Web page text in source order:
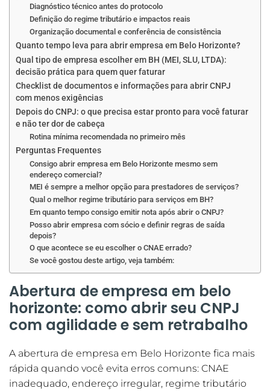
Diagnóstico técnico antes do protocolo
Definição do regime tributário e impactos reais
Organização documental e conferência de consistência
Quanto tempo leva para abrir empresa em Belo Horizonte?
Qual tipo de empresa escolher em BH (MEI, SLU, LTDA):
decisão prática para quem quer faturar
Checklist de documentos e informações para abrir CNPJ
com menos exigências
Depois do CNPJ: o que precisa estar pronto para você faturar
e não ter dor de cabeça
Rotina mínima recomendada no primeiro mês
Perguntas Frequentes
Consigo abrir empresa em Belo Horizonte mesmo sem
endereço comercial?
MEI é sempre a melhor opção para prestadores de serviços?
Qual o melhor regime tributário para serviços em BH?
Em quanto tempo consigo emitir nota após abrir o CNPJ?
Posso abrir empresa com sócio e definir regras de saída
depois?
O que acontece se eu escolher o CNAE errado?
Se você gostou deste artigo, veja também:
Abertura de empresa em belo
horizonte: como abrir seu CNPJ
com agilidade e sem retrabalho
A abertura de empresa em Belo Horizonte fica mais
rápida quando você evita erros comuns: CNAE
inadequado, endereço irregular, regime tributário